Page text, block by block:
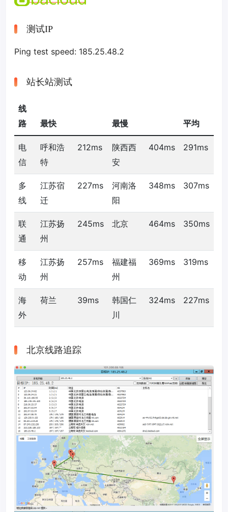
测试IP
Ping test speed: 185.25.48.2
站长站测试
线
路
最快 最慢 平均
电
信
呼和浩
特
212ms
陕西西
安
404ms 291ms
多
线
江苏宿
迁
227ms
河南洛
阳
348ms 307ms
联
通
江苏扬
州
245ms 北京 464ms 350ms
移
动
江苏扬
州
257ms
福建福
州
369ms 319ms
海
外
荷兰 39ms
韩国仁
川
324ms 227ms
北京线路追踪